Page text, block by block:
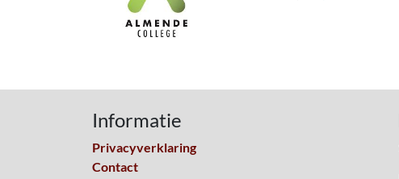
Informatie
Privacyverklaring
Contact